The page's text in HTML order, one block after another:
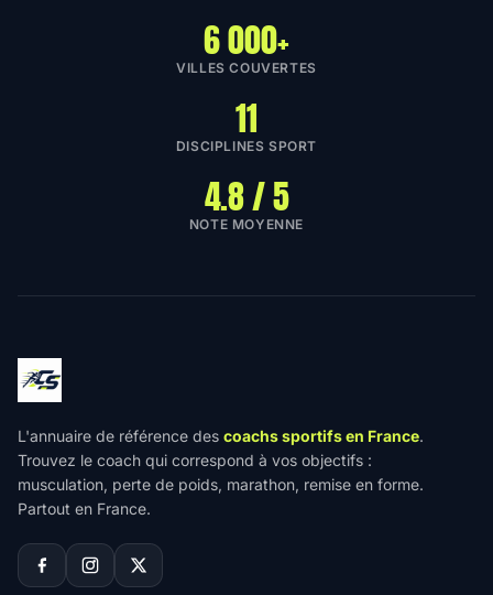
6 000+
VILLES COUVERTES
11
DISCIPLINES SPORT
4.8 / 5
NOTE MOYENNE
L'annuaire de référence des coachs sportifs en France.
Trouvez le coach qui correspond à vos objectifs :
musculation, perte de poids, marathon, remise en forme.
Partout en France.